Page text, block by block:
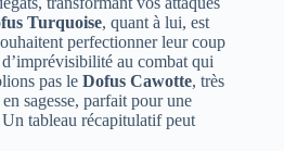
Turquoise, quant à lui, est
perfectionner leur coup
au combat qui
pas le Dofus Cawotte, très
sagesse, parfait pour une
tableau récapitulatif peut